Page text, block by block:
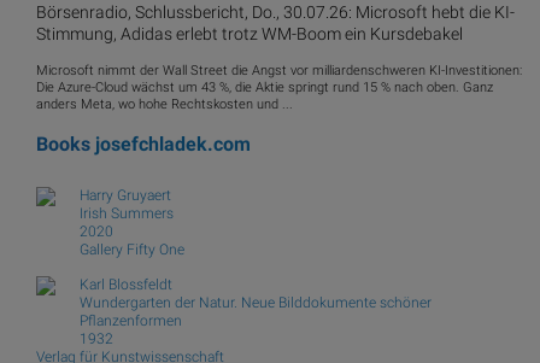
Börsenradio, Schlussbericht, Do., 30.07.26: Microsoft hebt die KI-
Stimmung, Adidas erlebt trotz WM-Boom ein Kursdebakel
Microsoft nimmt der Wall Street die Angst vor milliardenschweren KI-Investitionen:
Die Azure-Cloud wächst um 43 %, die Aktie springt rund 15 % nach oben. Ganz
anders Meta, wo hohe Rechtskosten und ...
Books josefchladek.com
Harry Gruyaert
Irish Summers
2020
Gallery Fifty One
Karl Blossfeldt
Wundergarten der Natur. Neue Bilddokumente schöner
Pflanzenformen
1932
Verlag für Kunstwissenschaft